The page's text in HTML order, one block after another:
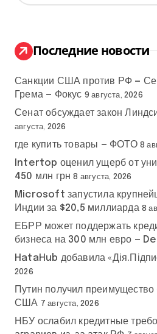
:
Последние новости
Санкции США против РФ —
Грема — Фокус 9 августа, 2026
Сенат обсуждает закон
августа, 2026
где купить товары — ФОТО 8
Intertop оценил ущерб от
450 млн грн 8 августа, 2026
Microsoft запустила
Индии за $20,5 миллиарда 8
ЕБРР может поддержать
бизнеса на 300 млн евро —
HataHub добавила
2026
Путин получил преимущество
США 7 августа, 2026
НБУ ослабил кредитные